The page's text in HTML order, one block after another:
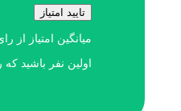
میانگین امتیازازرای
اولین نفر باشید که رای میدهد!